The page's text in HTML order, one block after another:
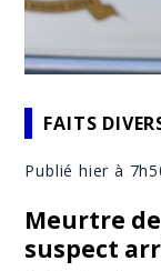
FAITS
Publié hier à
Meurtre
suspect